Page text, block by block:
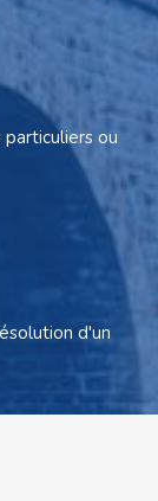
particuliers ou
d'un